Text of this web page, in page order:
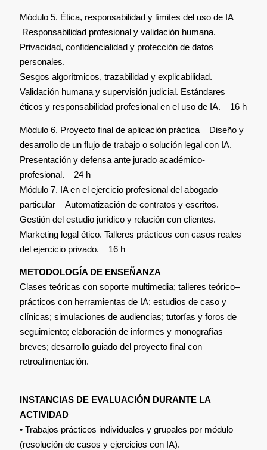
Módulo 5. Ética, responsabilidad y límites del uso de IA
Responsabilidad profesional y validación humana.
Privacidad, confidencialidad y protección de datos
personales.
Sesgos algorítmicos, trazabilidad y explicabilidad.
Validación humana y supervisión judicial. Estándares
éticos y responsabilidad profesional en el uso de IA. 16 h
Módulo 6. Proyecto final de aplicación práctica Diseño y
desarrollo de un flujo de trabajo o solución legal con IA.
Presentación y defensa ante jurado académico-
profesional. 24 h
Módulo 7. IA en el ejercicio profesional del abogado
particular Automatización de contratos y escritos.
Gestión del estudio jurídico y relación con clientes.
Marketing legal ético. Talleres prácticos con casos reales
del ejercicio privado. 16 h
METODOLOGÍA DE ENSEÑANZA
Clases teóricas con soporte multimedia; talleres teórico–
prácticos con herramientas de IA; estudios de caso y
clínicas; simulaciones de audiencias; tutorías y foros de
seguimiento; elaboración de informes y monografías
breves; desarrollo guiado del proyecto final con
retroalimentación.
INSTANCIAS DE EVALUACIÓN DURANTE LA
ACTIVIDAD
• Trabajos prácticos individuales y grupales por módulo
(resolución de casos y ejercicios con IA).